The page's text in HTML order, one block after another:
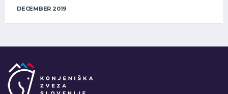
DECEMBER 2019